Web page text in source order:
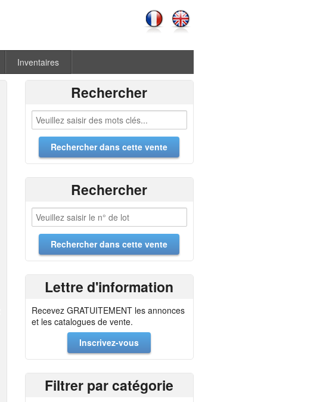
Inventaires
Rechercher
Rechercher
Lettre d'information
Recevez GRATUITEMENT les annonces
et les catalogues de vente.
Inscrivez-vous
Filtrer par catégorie